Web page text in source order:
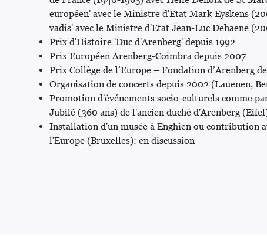
européen' avec le Ministre d'Etat Mark Eyskens
vadis' avec le Ministre d'Etat Jean-Luc Dehaene
Prix d'Histoire 'Duc d'Arenberg' depuis 1992
Prix Européen Arenberg-Coimbra depuis 2007
Prix Collège de l’Europe – Fondation d’Arenberg
Organisation de concerts depuis 2002 (Lauenen,
Promotion d'événements socio-culturels comme
Jubilé (360 ans) de l'ancien duché d'Arenberg
Installation d'un musée à Enghien ou contribution
l'Europe (Bruxelles): en discussion